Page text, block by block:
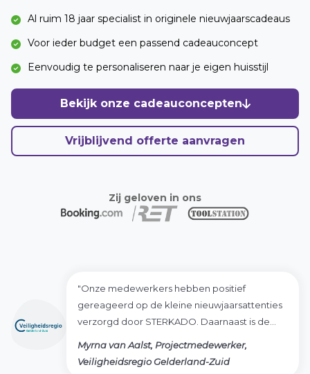
Contact
Giftcard verzilveren
Direct bestellen
Al ruim 18 jaar specialist in originele nieuwjaarscadeaus
Voor ieder budget een passend cadeauconcept
Eenvoudig te personaliseren naar je eigen huisstijl
Bekijk onze cadeauconcepten
Vrijblijvend offerte aanvragen
Zij geloven in ons
"Onze medewerkers hebben positief
gereageerd op de kleine nieuwjaarsattenties
verzorgd door STERKADO. Daarnaast is de
Myrna van Aalst, Projectmedewerker,
Veiligheidsregio Gelderland-Zuid